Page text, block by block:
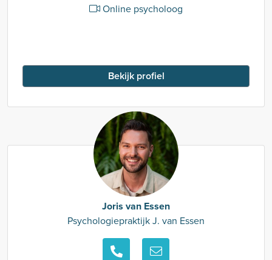
Online psycholoog
Bekijk profiel
Joris van Essen
Psychologiepraktijk J. van Essen